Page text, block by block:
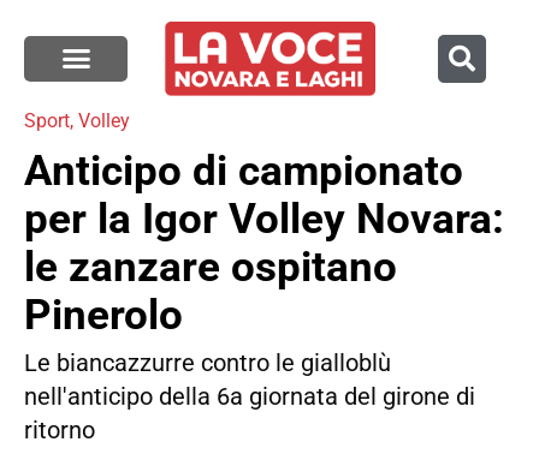
Sport, Volley
Anticipo di campionato
per la Igor Volley Novara:
le zanzare ospitano
Pinerolo
Le biancazzurre contro le gialloblù
nell'anticipo della 6a giornata del girone di
ritorno